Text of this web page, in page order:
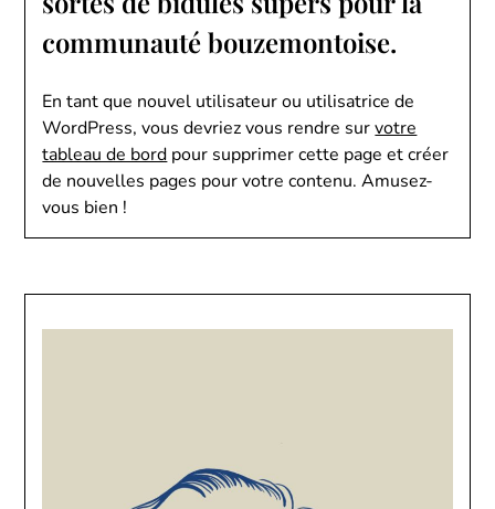
communauté bouzemontoise.
En tant que nouvel utilisateur ou utilisatrice de
WordPress, vous devriez vous rendre survotre
tableau de bord pour supprimer cette page et créer
de nouvelles pages pour votre contenu. Amusez-
vous bien !